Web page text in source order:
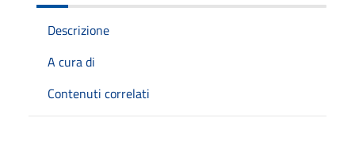
Descrizione
A cura di
Contenuti correlati